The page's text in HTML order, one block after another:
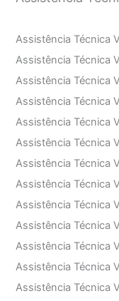
Assistência Técnica
Assistência Técnica
Assistência Técnica
Assistência Técnica
Assistência Técnica
Assistência Técnica
Assistência Técnica
Assistência Técnica
Assistência Técnica
Assistência Técnica
Assistência Técnica
Assistência Técnica
Assistência Técnica